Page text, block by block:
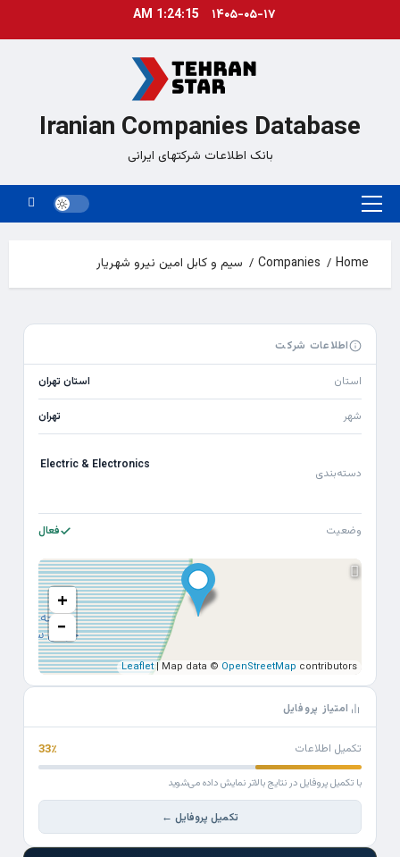
۱۴۰۵-۰۵-۱۷ 1:24:15 AM
Iranian Companies Database
بانک اطلاعات شرکتهای ایرانی
Primary
Home
Companies سیم و کابل امین نیرو شهریار
اطلاعات شرکت
استان استان تهران
شهر تهران
دسته‌بندی
Electric & Electronics
وضعیت فعال
+
−
Leaflet| Map data © OpenStreetMap contributors
امتیاز پروفایل
تکمیل اطلاعات 33٪
با تکمیل پروفایل در نتایج بالاتر نمایش داده می‌شوید
تکمیل پروفایل ←